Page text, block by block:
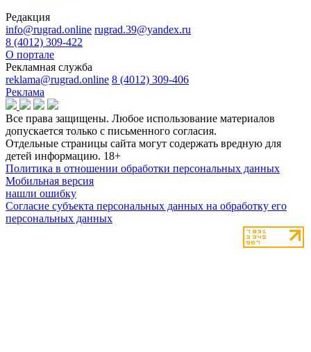
Редакция
info@rugrad.online rugrad.39@yandex.ru
8 (4012) 309-422
О портале
Рекламная служба
reklama@rugrad.online 8 (4012) 309-406
Реклама
Все права защищены. Любое использование материалов
допускается только с письменного согласия.
Отдельные страницы сайта могут содержать вредную для
детей информацию. 18+
Политика в отношении обработки персональных данных
Мобильная версия
нашли ошибку
Согласие субъекта персональных данных на обработку его
персональных данных